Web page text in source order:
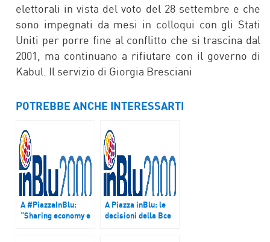
elettorali in vista del voto del 28 settembre e che
sono impegnati da mesi in colloqui con gli Stati
Uniti per porre fine al conflitto che si trascina dal
2001, ma continuano a rifiutare con il governo di
Kabul. Il servizio di Giorgia Bresciani
POTREBBE ANCHE INTERESSARTI
A #PiazzaInBlu:
“Sharing economy e
A Piazza inBlu: le
decisioni della Bce